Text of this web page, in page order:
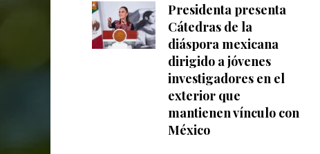
Presidenta presenta
Cátedras de la
diáspora mexicana
dirigido a jóvenes
investigadores en el
exterior que
mantienen vínculo con
México